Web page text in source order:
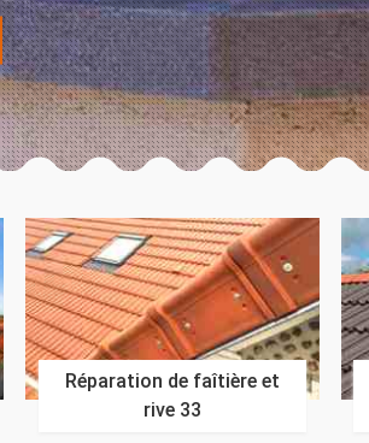
Réparation de faîtière et
rive 33